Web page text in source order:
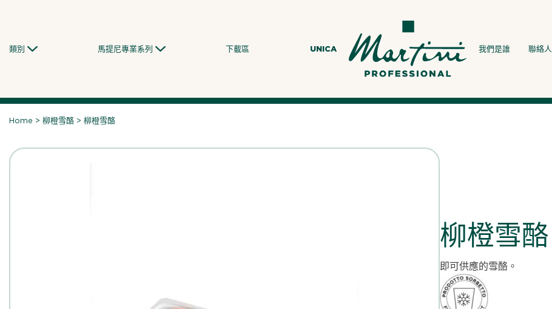
類別 馬提尼專業系列 下載區 UNICA 我們是誰 聯絡人
Home >柳橙雪酪 >柳橙雪酪
柳橙雪酪
即可供應的雪酪。